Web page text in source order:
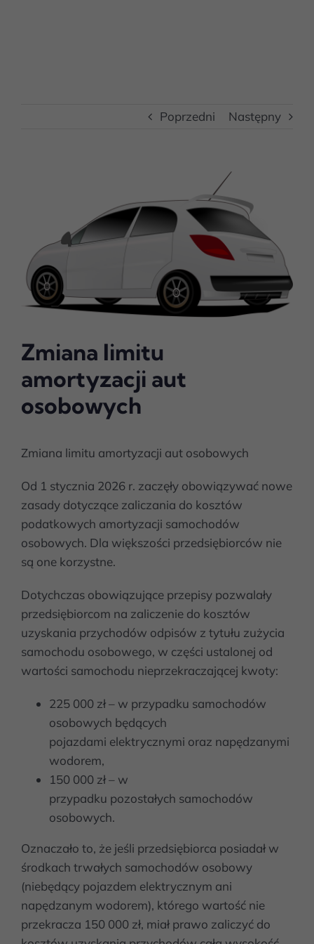
Poprzedni Następny
Zmiana limitu
amortyzacji aut
osobowych
Zmiana limitu amortyzacji aut osobowych
Od 1 stycznia 2026 r. zaczęły obowiązywać nowe
zasady dotyczące zaliczania do kosztów
podatkowych amortyzacji samochodów
osobowych. Dla większości przedsiębiorców nie
są one korzystne.
Dotychczas obowiązujące przepisy pozwalały
przedsiębiorcom na zaliczenie do kosztów
uzyskania przychodów odpisów z tytułu zużycia
samochodu osobowego, w części ustalonej od
wartości samochodu nieprzekraczającej kwoty:
225 000 zł – w przypadku samochodów
osobowych będących
pojazdami elektrycznymi oraz napędzanymi
wodorem,
150 000 zł – w
przypadku pozostałych samochodów
osobowych.
Oznaczało to, że jeśli przedsiębiorca posiadał w
środkach trwałych samochodów osobowy
(niebędący pojazdem elektrycznym ani
napędzanym wodorem), którego wartość nie
przekracza 150 000 zł, miał prawo zaliczyć do